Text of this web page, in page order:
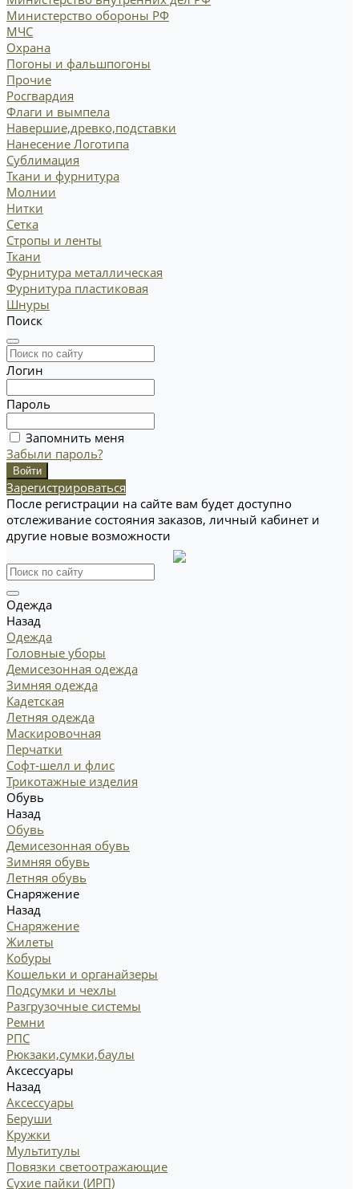
Министерство обороны РФ
МЧС
Охрана
Погоны и фальшпогоны
Прочие
Росгвардия
Флаги и вымпела
Навершие,древко,подставки
Нанесение Логотипа
Сублимация
Ткани и фурнитура
Молнии
Нитки
Сетка
Стропы и ленты
Ткани
Фурнитура металлическая
Фурнитура пластиковая
Шнуры
Поиск
Логин
Пароль
Запомнить меня
Забыли пароль?
Зарегистрироваться
После регистрации на сайте вам будет доступно
отслеживание состояния заказов, личный кабинет и
другие новые возможности
Одежда
Назад
Одежда
Головные уборы
Демисезонная одежда
Зимняя одежда
Кадетская
Летняя одежда
Маскировочная
Перчатки
Софт-шелл и флис
Трикотажные изделия
Обувь
Назад
Обувь
Демисезонная обувь
Зимняя обувь
Летняя обувь
Снаряжение
Назад
Снаряжение
Жилеты
Кобуры
Кошельки и органайзеры
Подсумки и чехлы
Разгрузочные системы
Ремни
РПС
Рюкзаки,сумки,баулы
Аксессуары
Назад
Аксессуары
Беруши
Кружки
Мультитулы
Повязки светоотражающие
Сухие пайки (ИРП)